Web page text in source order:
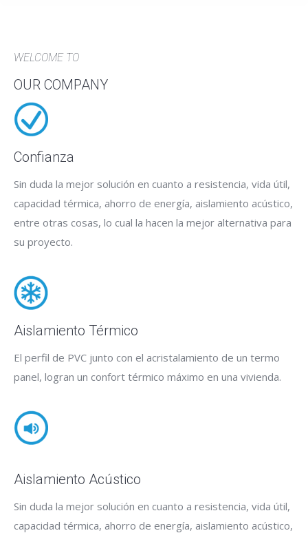
WELCOME TO
OUR COMPANY
Confianza
Sin duda la mejor solución en cuanto a resistencia, vida útil,
capacidad térmica, ahorro de energía, aislamiento acústico,
entre otras cosas, lo cual la hacen la mejor alternativa para
su proyecto.
Aislamiento Térmico
El perfil de PVC junto con el acristalamiento de un termo
panel, logran un confort térmico máximo en una vivienda.
Aislamiento Acústico
Sin duda la mejor solución en cuanto a resistencia, vida útil,
capacidad térmica, ahorro de energía, aislamiento acústico,